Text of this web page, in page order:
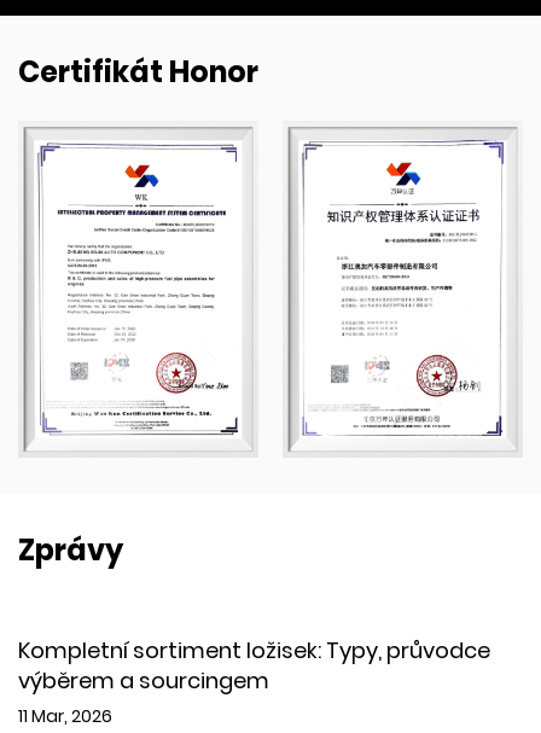
Certifikát Honor
Zprávy
sortiment ložisek: Typy, průvodce
a sourcingem